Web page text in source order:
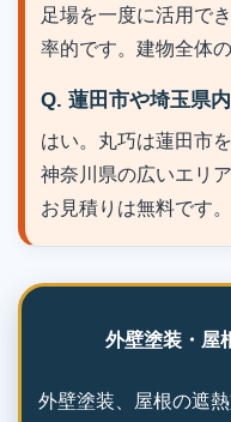
足場を一度に活用で
率的です。建物全体
Q. 蓮田市や埼玉県
はい。丸巧は蓮田市
神奈川県の広いエリ
お見積りは無料です。
外壁塗装・屋
外壁塗装、屋根の遮